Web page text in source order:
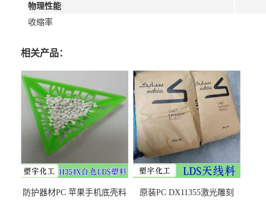
物理性能
收缩率
相关产品：
防护器材PC 苹果手机底壳料
原装PC DX11355激光雕刻